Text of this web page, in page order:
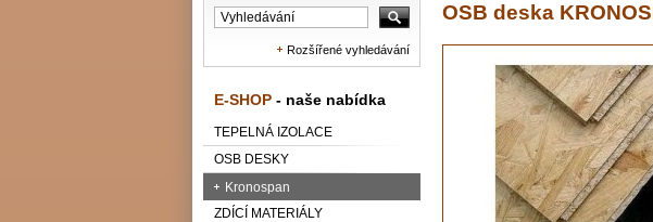
Rozšířené vyhledávání
E-SHOP - naše nabídka
TEPELNÁ IZOLACE
OSB DESKY
Kronospan
ZDÍCÍ MATERIÁLY
OSB deska